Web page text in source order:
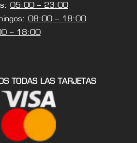
05:00 – 23:00
08:00 – 18:00
– 18:00
TODAS LAS TARJETAS